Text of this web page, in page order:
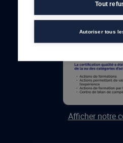
Afficher notre
Tout
Autoriser tous